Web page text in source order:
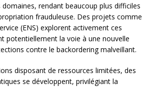
rendant beaucoup plus difficiles
frauduleuse. Des projets comme
(ENS) explorent activement ces
potentiellement la voie à une nouvelle
contre le backordering malveillant.
disposant de ressources limitées, des
se développent, privilégiant la